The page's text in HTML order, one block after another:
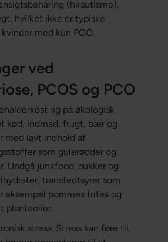
(hirsutisme),
hvilket ikke er typiske
med kun PCO.
ved
PCOS og PCO
rig på økologisk
kød, indmad, frugt, bær og
med lavt indhold af
som gulerødder og
Undgå junkfood, sukker og
transfedtsyrer som
eksempel pommes frites og
planteolier.
stress. Stress kan føre til,